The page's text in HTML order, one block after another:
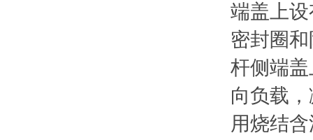
端盖上
密封圈
杆侧端
向负载
用烧结